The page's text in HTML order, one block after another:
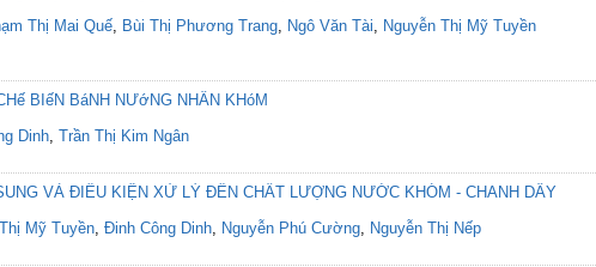
Thị Mai Quế, Bùi Thị Phương Trang, Ngô Văn Tài, Nguyễn Thị Mỹ Tuyền
BIếN BáNH NƯớNG NHÂN KHóM
Dinh, Trần Thị Kim Ngân
VÀ ĐIỀU KIỆN XỬ LÝ ĐẾN CHẤT LƯỢNG NƯỚC KHÓM - CHANH DÂY
Mỹ Tuyền, Đinh Công Dinh, Nguyễn Phú Cường, Nguyễn Thị Nếp